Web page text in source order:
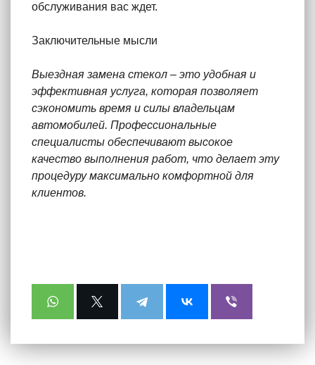
обслуживания вас ждет.
Заключительные мысли
Выездная замена стекол – это удобная и
эффективная услуга, которая позволяет
сэкономить время и силы владельцам
автомобилей. Профессиональные
специалисты обеспечивают высокое
качество выполнения работ, что делает эту
процедуру максимально комфортной для
клиентов.